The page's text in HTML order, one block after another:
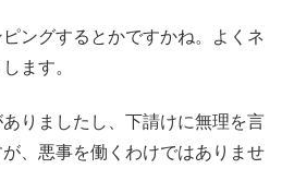
ングするとかですかね。よくネ
ます。
りましたし、下請けに無理を言
、悪事を働くわけではありませ